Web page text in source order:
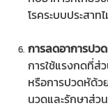
โรคระบบประสาท
การลดอาการปว
การใช้แรงกดที่ส่
หรือการปวดหัด้ว
นวดและรักษาส่ว